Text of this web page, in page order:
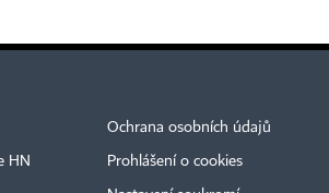
HN
Ochrana osobních údajů
Prohlášení o cookies